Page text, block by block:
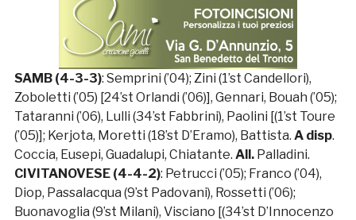
SAMB (4-3-3): Semprini (’04); Zini (1’st Candellori),
Zoboletti (’05) [24’st Orlandi (’06)], Gennari, Bouah (’05);
Tataranni (’06), Lulli (34’st Fabbrini), Paolini [(1’st Toure
(’05)]; Kerjota, Moretti (18’st D’Eramo), Battista. A disp.
Coccia, Eusepi, Guadalupi, Chiatante. All.Palladini.
CIVITANOVESE (4-4-2): Petrucci (’05); Franco (’04),
Diop, Passalacqua (9’st Padovani), Rossetti (’06);
Buonavoglia (9’st Milani), Visciano [(34’st D’Innocenzo